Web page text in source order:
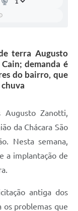
terra Augusto
demanda é
do bairro, que
Zanotti,
da Chácara São
Nesta semana,
a implantação de
antiga dos
os problemas que